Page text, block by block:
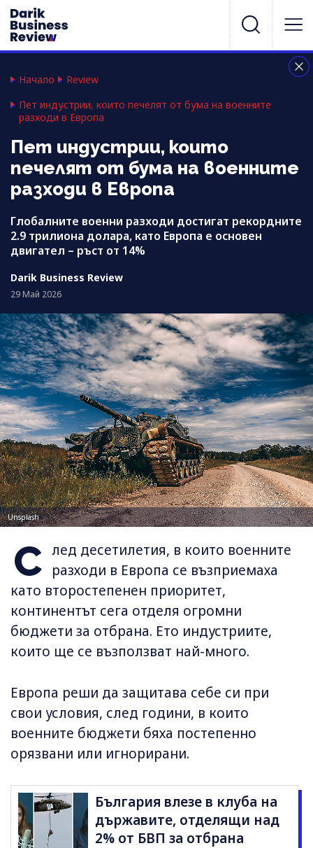
Начало
Review
Пет индустрии, които печелят от бумa на военните
разходи в Европа
Пет индустрии, които
печелят от бумa на военните
разходи в Европа
Глобалните военни разходи достигат рекордните
2.9 трилиона долара, като Европа е основен
двигател – ръст от 14%
Darik Business Review
29 Май 2026
Unsplash
С лед десетилетия, в които военните
разходи в Европа се възприемаха
като второстепенен приоритет,
континентът сега отделя огромни
бюджети за отбрана. Ето индустриите,
които ще се възползват най-много.
Европа реши да защитава себе си при
свои условия, след години, в които
военните бюджети бяха постепенно
орязвани или игнорирани.
България влезе в клуба на
държавите, отделящи над
2% от БВП за отбрана